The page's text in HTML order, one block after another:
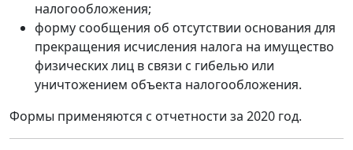
налогообложения;
форму сообщения об отсутствии основания для
прекращения исчисления налога на имущество
физических лиц в связи с гибелью или
уничтожением объекта налогообложения.
Формы применяются с отчетности за 2020 год.